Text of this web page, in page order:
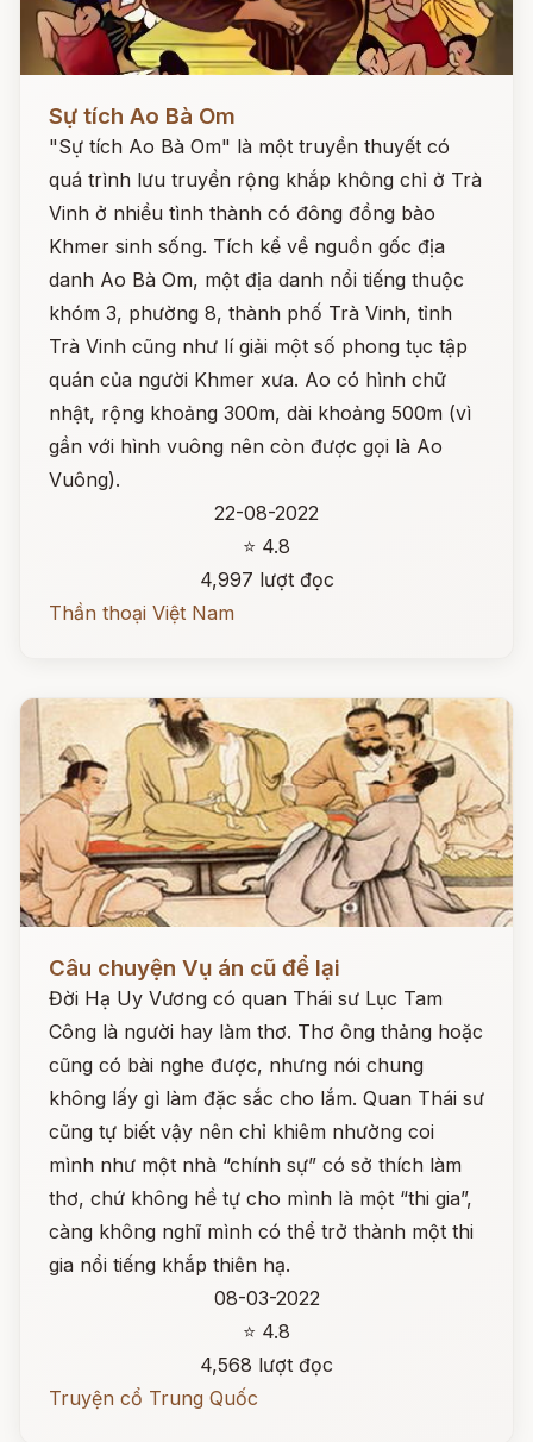
Sự tích Ao Bà Om
"Sự tích Ao Bà Om" là một truyền thuyết có
quá trình lưu truyền rộng khắp không chỉ ở Trà
Vinh ở nhiều tình thành có đông đồng bào
Khmer sinh sống. Tích kể về nguồn gốc địa
danh Ao Bà Om, một địa danh nổi tiếng thuộc
khóm 3, phường 8, thành phố Trà Vinh, tỉnh
Trà Vinh cũng như lí giải một số phong tục tập
quán của người Khmer xưa. Ao có hình chữ
nhật, rộng khoảng 300m, dài khoảng 500m (vì
gần với hình vuông nên còn được gọi là Ao
Vuông).
22-08-2022
⭐ 4.8
4,997 lượt đọc
Thần thoại Việt Nam
Câu chuyện Vụ án cũ để lại
Đời Hạ Uy Vương có quan Thái sư Lục Tam
Công là người hay làm thơ. Thơ ông thảng hoặc
cũng có bài nghe được, nhưng nói chung
không lấy gì làm đặc sắc cho lắm. Quan Thái sư
cũng tự biết vậy nên chỉ khiêm nhường coi
mình như một nhà “chính sự” có sở thích làm
thơ, chứ không hề tự cho mình là một “thi gia”,
càng không nghĩ mình có thể trở thành một thi
gia nổi tiếng khắp thiên hạ.
08-03-2022
⭐ 4.8
4,568 lượt đọc
Truyện cổ Trung Quốc